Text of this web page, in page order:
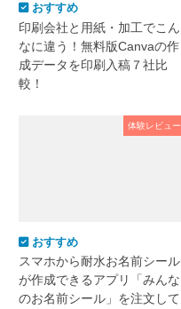
おすすめ
印刷会社と用紙・加工でこん
なに違う！無料版Canvaの作
成データを印刷入稿７社比
較！
体験レビュー
おすすめ
スマホから耐水お名前シール
が作成できるアプリ「みんな
のお名前シール」を注文して